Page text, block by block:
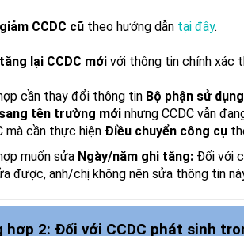
CCDC cũ theo hướng dẫn tại đây.
lại CCDC mới với thông tin chính xác
cần thay đổi thông tin Bộ phận sử dụng
tên trường mới nhưng CCDC vẫn
mà cần thực hiện Điều chuyển công cụ
muốn sửa Ngày/năm ghi tăng: Đối với
được, anh/chị không nên sửa thông tin
hợp 2: Đối với CCDC phát sinh